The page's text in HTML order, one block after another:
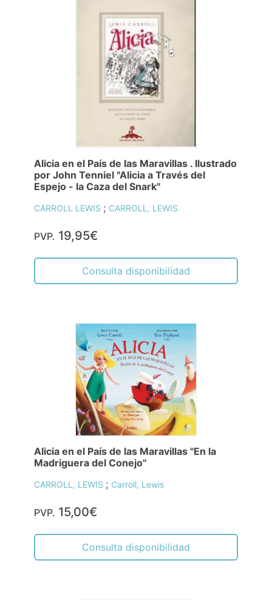
Alicia en el País de las Maravillas . Ilustrado
por John Tenniel "Alicia a Través del
Espejo - la Caza del Snark"
CARROLL LEWIS ; CARROLL, LEWIS
PVP. 19,95€
Consulta disponibilidad
Alicia en el País de las Maravillas "En la
Madriguera del Conejo"
CARROLL, LEWIS ; Carroll, Lewis
PVP. 15,00€
Consulta disponibilidad